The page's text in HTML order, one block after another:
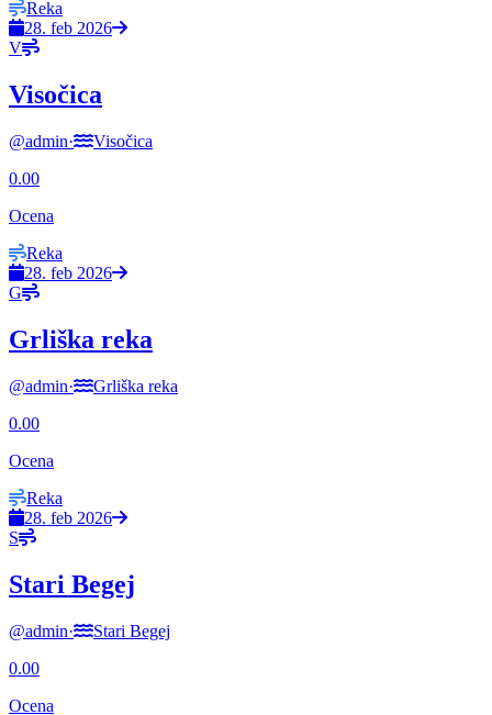
Reka
28. feb 2026
V
Visočica
@admin·
Visočica
0.00
Ocena
Reka
28. feb 2026
G
Grliška reka
@admin·
Grliška reka
0.00
Ocena
Reka
28. feb 2026
S
Stari Begej
@admin·
Stari Begej
0.00
Ocena